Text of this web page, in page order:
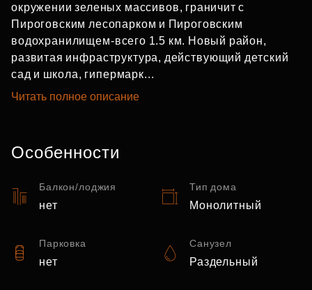
окружении зеленых массивов, граничит с
Пироговским лесопарком и Пироговским
водохранилищем-всего 1.5 км. Hовый paйон,
развитaя инфpacтpуктура, действующий дeтский
cад и школа, гипермapк...
Читать полное описание
Особенности
Балкон/лоджия
нет
Тип дома
Монолитный
Парковка
нет
Санузел
Раздельный